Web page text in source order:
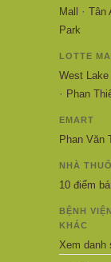
Mall · Tân
Park
LOTTE
West Lake
· Phan
EMART
Phan Văn
NHÀ
10 điểm
BỆNH
KHÁC
Xem danh